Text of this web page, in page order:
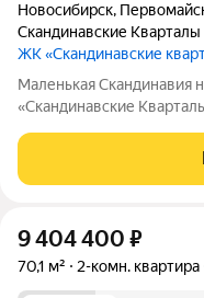
Новосибирск,
Скандинавские Кварталы
ЖК «Скандинавские
Маленькая Скандинавия
«Скандинавские
за ней открываются
природу. Уникальная
9 404 400 ₽
70,1 м² 2-комн. квартира